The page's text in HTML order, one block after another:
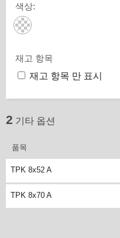
색상:
재고 항목
재고 항목 만 표시
2 기타 옵션
품목
TPK 8x52 A
TPK 8x70 A